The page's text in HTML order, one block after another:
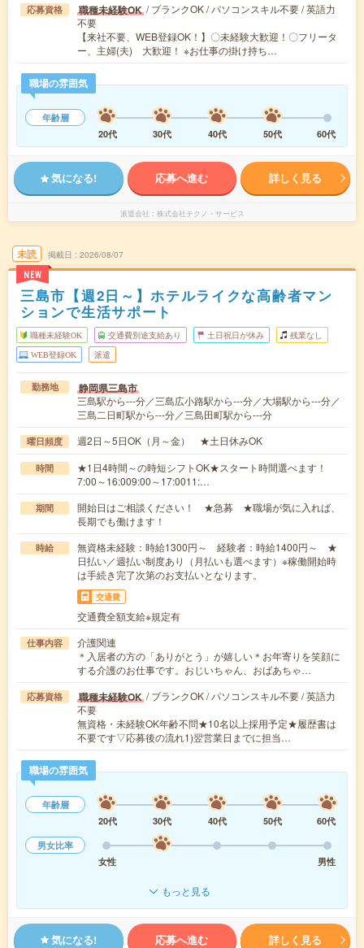
応募資格 職種未経験OK / ブランクOK / パソコンスキル不要 / 英語力
不要
【来社不要、WEB登録OK！】〇未経験大歓迎！〇フリータ
ー、主婦(夫) 大歓迎！ ※お仕事の掛け持ち…
職場の雰囲気
年齢層
20代
30代 40代 50代 60代
気になる! 応募へ進む 詳しく見る
派遣会社 株式会社テクノ・サービス
未読
NEW
掲載日 2026/08/07
三島市【週2日～】ホテルライクな高齢者マン
ションで生活サポート
職種未経験OK 交通費別途支給あり 土日祝日が休み 残業なし
WEB登録OK 派遣
勤務地 静岡県三島市
三島駅から---分／三島広小路駅から---分／大場駅から---分／
三島二日町駅から---分／三島田町駅から---分
曜日頻度 週2日～5日OK（月～金） ★土日休みOK
時間
★1日4時間～の時短シフトOK★スタート時間選べます！
7:00～16:009:00～17:0011:…
期間
開始日はご相談ください！ ★急募 ★職場が気に入れば、
長期でも働けます！
時給
無資格未経験：時給1300円～ 経験者：時給1400円～ ★
日払い／週払い制度あり（月払いも選べます）※稼働開始時
は手続き完了次第のお支払いとなります。
交通費
交通費全額支給※規定有
仕事内容
介護関連
＊入居者の方の「ありがとう」が嬉しい＊お年寄りを笑顔に
する介護のお仕事です。おじいちゃん、おばあちゃ…
応募資格 職種未経験OK / ブランクOK / パソコンスキル不要 / 英語力
不要
無資格・未経験OK年齢不問★10名以上採用予定★履歴書は
不要です▽応募後の流れ1)翌営業日までに担当…
職場の雰囲気
年齢層
20代
30代 40代 50代
60代
男女比率
女性
男性
もっと見る
気になる! 応募へ進む 詳しく見る